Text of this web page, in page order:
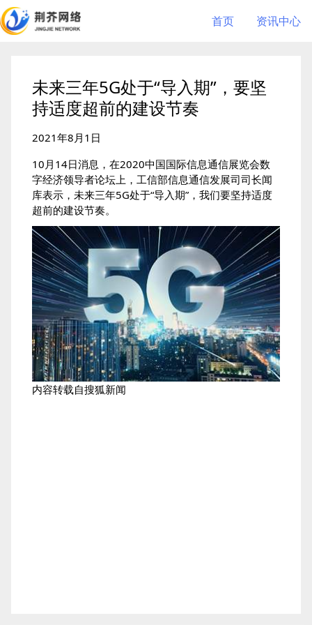
首页 资讯中心
未来三年5G处于“导入期”，要坚
持适度超前的建设节奏
2021年8月1日
10月14日消息，在2020中国国际信息通信展览会数
字经济领导者论坛上，工信部信息通信发展司司长闻
库表示，未来三年5G处于“导入期”，我们要坚持适度
超前的建设节奏。
内容转载自搜狐新闻